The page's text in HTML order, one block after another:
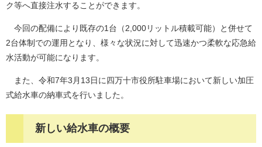
ク等へ直接注水することができます。
今回の配備により既存の1台（2,000リットル積載可能）と併せて
2台体制での運用となり、様々な状況に対して迅速かつ柔軟な応急給
水活動が可能になります。
また、令和7年3月13日に四万十市役所駐車場において新しい加圧
式給水車の納車式を行いました。
新しい給水車の概要